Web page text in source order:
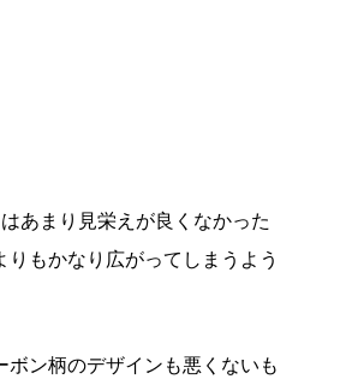
あまり見栄えが良くなかった
もかなり広がってしまうよう
ン柄のデザインも悪くないも